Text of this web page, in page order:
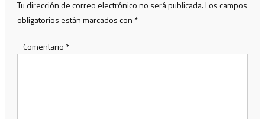
Tu dirección de correo electrónico no será publicada.Los campos
obligatorios están marcados con *
Comentario *